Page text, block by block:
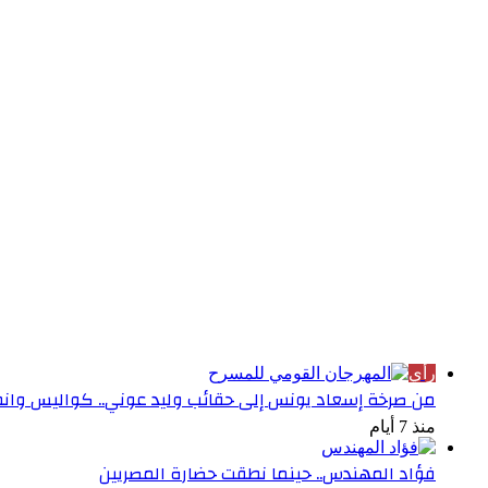
رأي
من صرخة إسعاد يونس إلى حقائب وليد عوني.. كواليس
منذ 7 أيام
فؤاد المهندس.. حينما نطقت حضارة المصريين